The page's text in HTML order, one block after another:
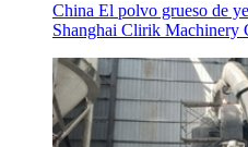
China El polvo grueso de
Shanghai Clirik Machinery